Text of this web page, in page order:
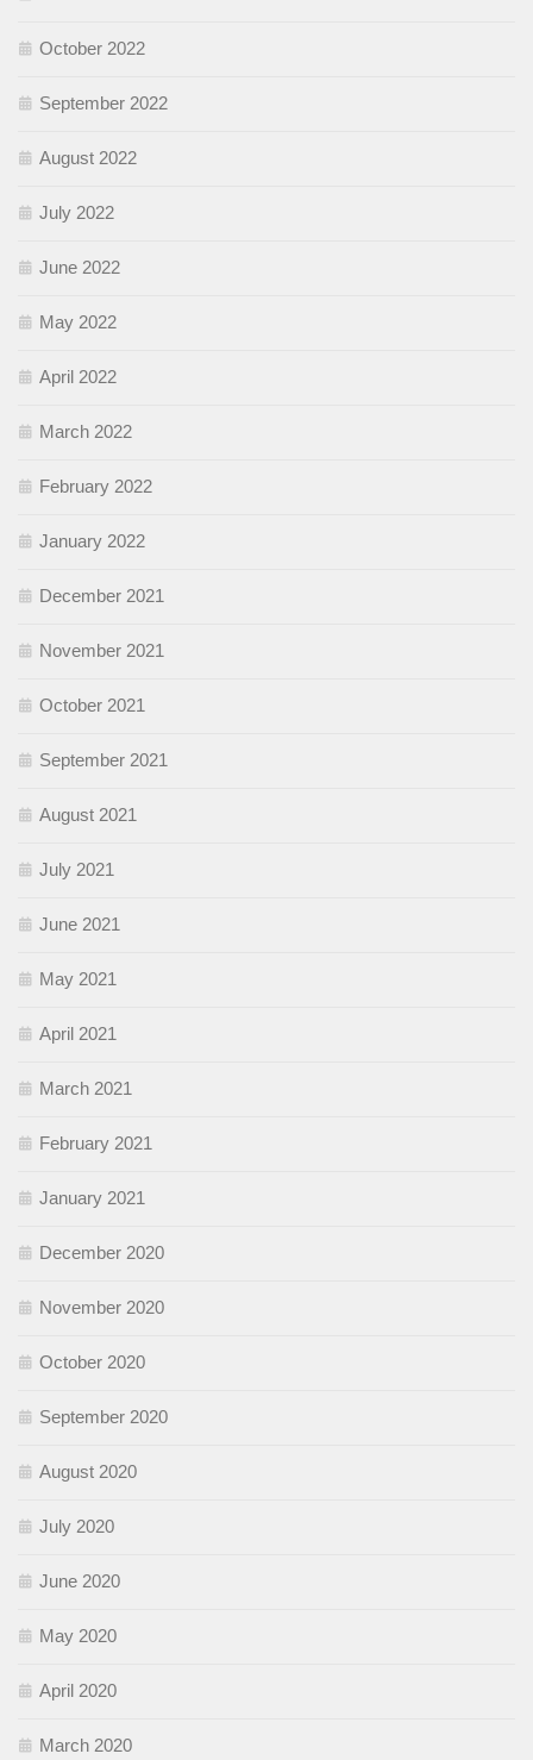
October 2022
September 2022
August 2022
July 2022
June 2022
May 2022
April 2022
March 2022
February 2022
January 2022
December 2021
November 2021
October 2021
September 2021
August 2021
July 2021
June 2021
May 2021
April 2021
March 2021
February 2021
January 2021
December 2020
November 2020
October 2020
September 2020
August 2020
July 2020
June 2020
May 2020
April 2020
March 2020